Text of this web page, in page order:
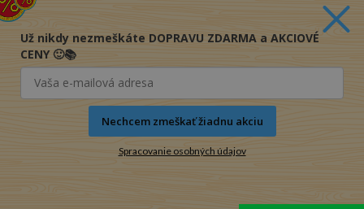
Už nikdy nezmeškáte DOPRAVU ZDARMA a AKCIOVÉ
CENY 🙂📚
Nechcem zmeškať žiadnu akciu
Spracovanie osobných údajov